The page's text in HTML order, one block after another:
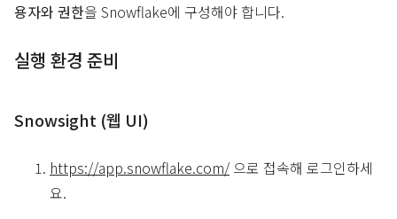
용자와 권한을 Snowflake에 구성해야 합니다.
실행 환경 준비
Snowsight (웹 UI)
https://app.snowflake.com/ 으로 접속해 로그인하세
요.